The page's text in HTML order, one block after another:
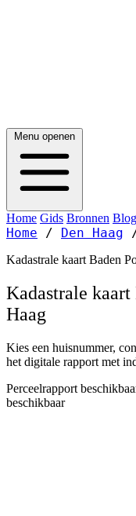
Menu openen
Home Gids Bronnen Blog
Home / Den Haag
Kadastrale kaart Baden
Kadastrale
Haag
Kies een huisnummer,
het digitale rapport met
Perceelrapport
beschikbaar